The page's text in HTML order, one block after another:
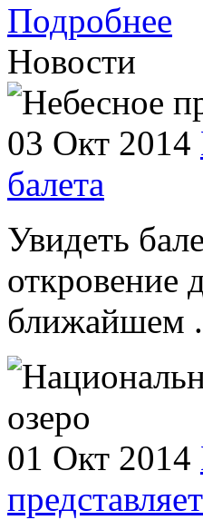
Подробнее
Новости
03 Окт 2014
балета
Увидеть
откровение
ближайшем
01 Окт 2014